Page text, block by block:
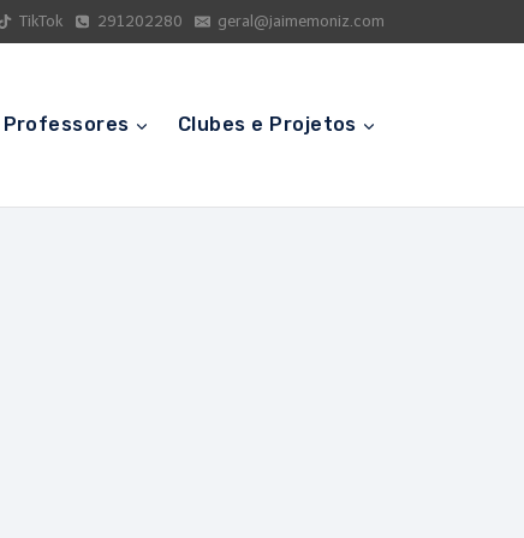
TikTok 291202280 geral@jaimemoniz.com
Professores Clubes e Projetos